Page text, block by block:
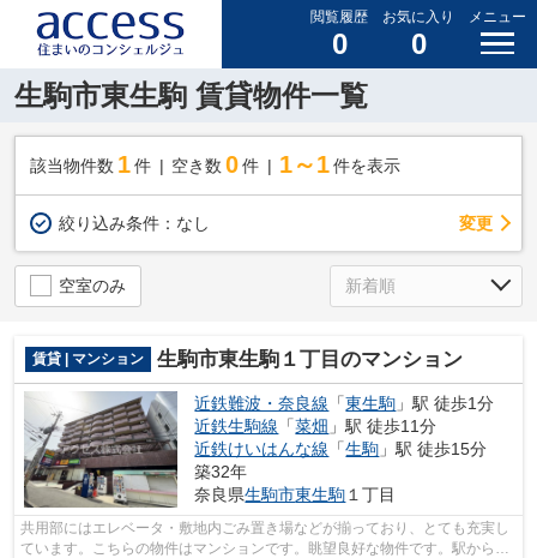
閲覧履歴
0
お気に入り
0
メニュー
生駒市東生駒 賃貸物件一覧
該当物件数 1件 空き数 0 件 1～1 件を表示
絞り込み条件： なし 変更
空室のみ
賃貸 | マンション 生駒市東生駒１丁目のマンション
近鉄難波・奈良線 「東生駒 」駅 徒歩1分
近鉄生駒線 「菜畑 」駅 徒歩11分
近鉄けいはんな線 「生駒 」駅 徒歩15分
築32年
奈良県生駒市東生駒 １丁目
共用部にはエレベータ・敷地内ごみ置き場などが揃っており、とても充実し
ています。こちらの物件はマンションです。眺望良好な物件です。駅から徒